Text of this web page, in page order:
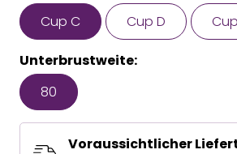
Cup C
Cup D
Unterbrustweite:
80
Voraussichtlicher